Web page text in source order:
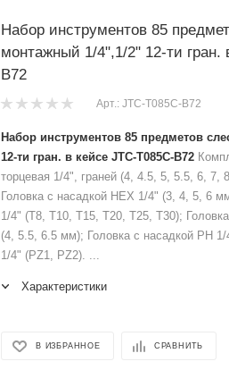
Набор инструментов 85
монтажный 1/4",1/2" 12-ти гран.
B72
Арт.: JTC-T085C-B72
Набор инструментов 85 предметов
12-ти гран. в кейсе JTC-T085C-B72
торцевая 1/4", граней (4, 4.5, 5, 5.5, 6, 7,
Головка с насадкой HEX 1/4" (3, 4, 5, 6
1/4" (T8, T10, T15, T20, T25, T30);
(4, 5.5, 6.5 мм); Головка с насадкой PH
1/4" (PZ1, PZ2). ...
Характеристики
В ИЗБРАННОЕ СРАВНИТЬ